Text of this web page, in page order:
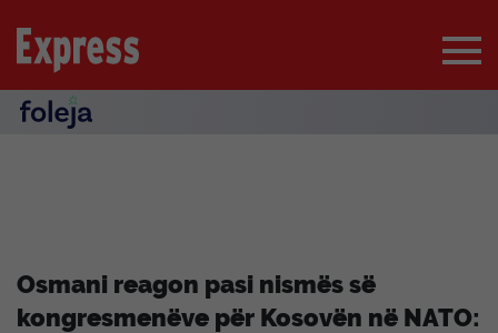
Osmani reagon pasi nismës së
kongresmenëve për Kosovën në NATO: